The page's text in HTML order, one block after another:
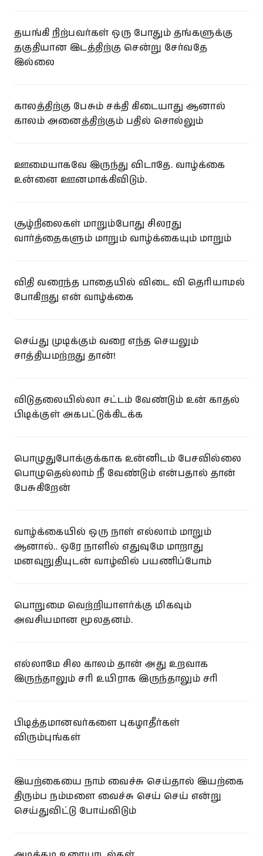
தயங்கி நிற்பவர்கள் ஒரு போதும் தங்களுக்கு
தகுதியான இடத்திற்கு சென்று சேர்வதே
இல்லை
காலத்திற்கு பேசும் சக்தி கிடையாது ஆனால்
காலம் அனைத்திற்கும் பதில் சொல்லும்
ஊமையாகவே இருந்து விடாதே. வாழ்க்கை
உன்னை ஊனமாக்கிவிடும்.
சூழ்நிலைகள் மாறும்போது சிலரது
வார்த்தைகளும் மாறும் வாழ்க்கையும் மாறும்
விதி வரைந்த பாதையில் விடை வி தெரியாமல்
போகிறது என் வாழ்க்கை
செய்து முடிக்கும் வரை எந்த செயலும்
சாத்தியமற்றது தான்!
விடுதலையில்லா சட்டம் வேண்டும் உன் காதல்
பிடிக்குள் அகபட்டுக்கிடக்க
பொழுதுபோக்குக்காக உன்னிடம் பேசவில்லை
பொழுதெல்லாம் நீ வேண்டும் என்பதால் தான்
பேசுகிறேன்
வாழ்க்கையில் ஒரு நாள் எல்லாம் மாறும்
ஆனால்.. ஒரே நாளில் எதுவுமே மாறாது
மனவுறுதியுடன் வாழ்வில் பயணிப்போம்
பொறுமை வெற்றியாளர்க்கு மிகவும்
அவசியமான மூலதனம்.
எல்லாமே சில காலம் தான் அது உறவாக
இருந்தாலும் சரி உயிராக இருந்தாலும் சரி
பிடித்தமானவர்களை புகழாதீர்கள்
விரும்புங்கள்
இயற்கையை நாம் வைச்சு செய்தால் இயற்கை
திரும்ப நம்மளை வைச்சு செய் செய் என்று
செய்துவிட்டு போய்விடும்